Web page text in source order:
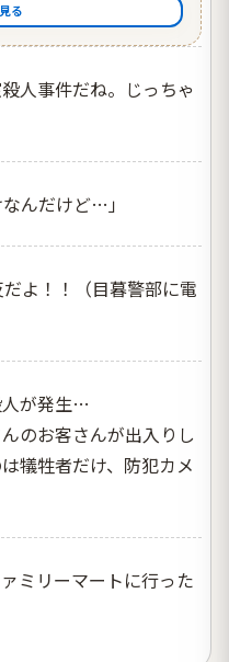
る
人事件だね。じっちゃ
んだけど…」
よ！！（目暮警部に電
人が発生…
のお客さんが出入りし
犠牲者だけ、防犯カメ
ミリーマートに行った